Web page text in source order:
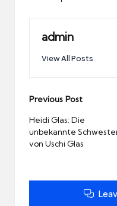
admin
View All Posts
Post
navigation
Previous Post
Heidi Glas: Die
unbekannte
von Uschi Glas